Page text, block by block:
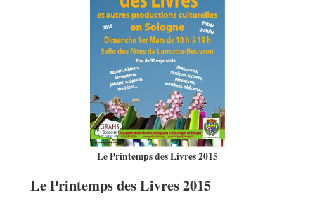
Le Printemps des Livres 2015
Le Printemps des Livres 2015